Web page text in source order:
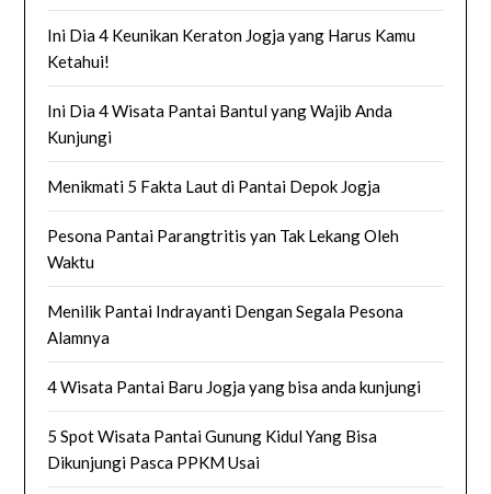
Ini Dia 4 Keunikan Keraton Jogja yang Harus Kamu
Ketahui!
Ini Dia 4 Wisata Pantai Bantul yang Wajib Anda
Kunjungi
Menikmati 5 Fakta Laut di Pantai Depok Jogja
Pesona Pantai Parangtritis yan Tak Lekang Oleh
Waktu
Menilik Pantai Indrayanti Dengan Segala Pesona
Alamnya
4 Wisata Pantai Baru Jogja yang bisa anda kunjungi
5 Spot Wisata Pantai Gunung Kidul Yang Bisa
Dikunjungi Pasca PPKM Usai